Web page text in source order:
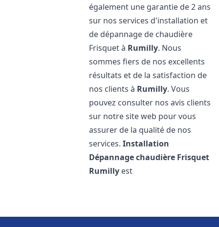
également une garantie de 2 ans
sur nos services d'installation et
de dépannage de chaudière
Frisquet à Rumilly. Nous
sommes fiers de nos excellents
résultats et de la satisfaction de
nos clients à Rumilly. Vous
pouvez consulter nos avis clients
sur notre site web pour vous
assurer de la qualité de nos
services.Installation
Dépannage chaudière Frisquet
Rumilly est